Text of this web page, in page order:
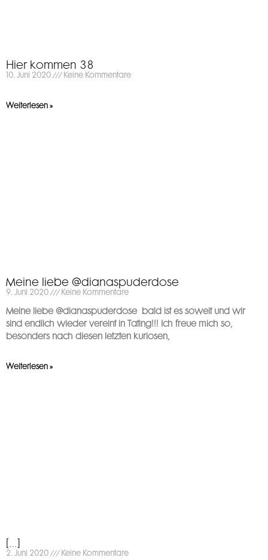
Hier kommen 38
10. Juni 2020 Keine Kommentare
Weiterlesen »
Meine liebe @dianaspuderdose
9. Juni 2020 Keine Kommentare
Meine liebe @dianaspuderdose ️ bald ist es soweit und wir
sind endlich wieder vereint in Tating!!! Ich freue mich so,
besonders nach diesen letzten kuriosen,
Weiterlesen »
[…]
2. Juni 2020 Keine Kommentare